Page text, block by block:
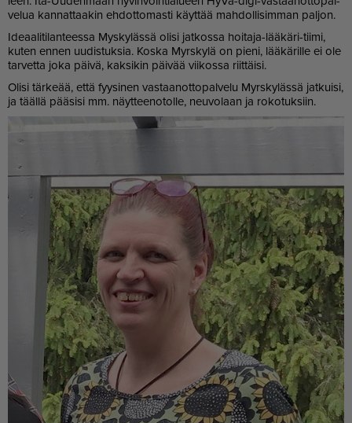
ve­lua kan­nat­taa­kin eh­dot­to­mas­ti käyt­tää mah­dol­li­sim­man pal­jon.
Ide­aa­li­ti­lan­tees­sa Mys­ky­läs­sä oli­si jat­kos­sa hoi­ta­ja-lää­kä­ri-tii­mi,
ku­ten en­nen uu­dis­tuk­sia. Kos­ka Myrs­ky­lä on pie­ni, lää­kä­ril­le ei ole
tar­vet­ta joka päi­vä, kak­si­kin päi­vää vii­kos­sa riit­täi­si.
Oli­si tär­ke­ää, et­tä fyy­si­nen vas­taa­not­to­pal­ve­lu Myrs­ky­läs­sä jat­kui­si,
ja tääl­lä pää­si­si mm. näyt­tee­no­tol­le, neu­vo­laan ja ro­ko­tuk­siin.